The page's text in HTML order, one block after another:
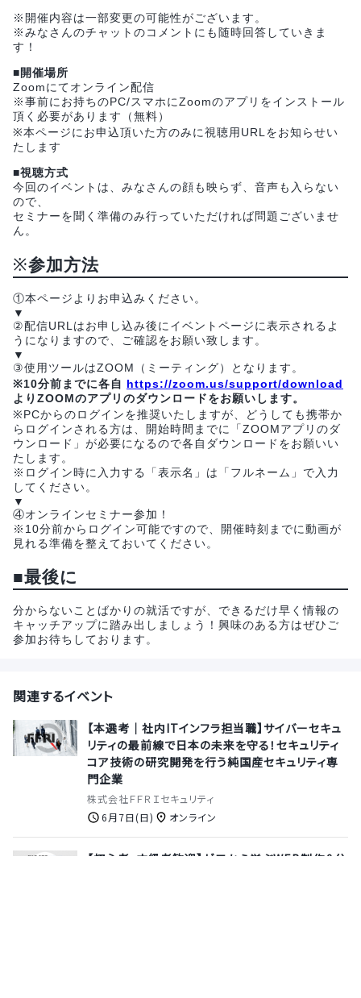
※開催内容は一部変更の可能性がございます。
※みなさんのチャットのコメントにも随時回答していきま
す！
■開催場所
Zoomにてオンライン配信
※事前にお持ちのPC/スマホにZoomのアプリをインストール
頂く必要があります（無料）
※本ページにお申込頂いた方のみに視聴用URLをお知らせい
たします
■視聴方式
今回のイベントは、みなさんの顔も映らず、音声も入らない
ので、
セミナーを聞く準備のみ行っていただければ問題ございませ
ん。
※参加方法
①本ページよりお申込みください。
▼
②配信URLはお申し込み後にイベントページに表示されるよ
うになりますので、ご確認をお願い致します。
▼
③使用ツールはZOOM（ミーティング）となります。
※10分前までに各自 https://zoom.us/support/download
よりZOOMのアプリのダウンロードをお願いします。
※PCからのログインを推奨いたしますが、どうしても携帯か
らログインされる方は、開始時間までに「ZOOMアプリのダ
ウンロード」が必要になるので各自ダウンロードをお願いい
たします。
※ログイン時に入力する「表示名」は「フルネーム」で入力
してください。
▼
④オンラインセミナー参加！
※10分前からログイン可能ですので、開催時刻までに動画が
見れる準備を整えておいてください。
■最後に
分からないことばかりの就活ですが、できるだけ早く情報の
キャッチアップに踏み出しましょう！興味のある方はぜひご
参加お待ちしております。
関連するイベント
【本選考｜社内ITインフラ担当職】サイバーセキュ
リティの最前線で日本の未来を守る！セキュリティ
コア技術の研究開発を行う純国産セキュリティ専
門企業
株式会社ＦＦＲＩセキュリティ
6月7日(日)
オンライン
【初心者・中級者歓迎】ゼロから学ぶWEB制作＆公